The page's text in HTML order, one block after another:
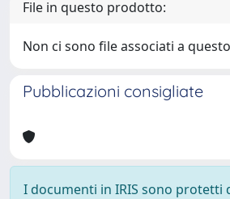
File in questo prodotto:
Non ci sono file associati a
Pubblicazioni consigliate
I documenti in IRIS sono protetti